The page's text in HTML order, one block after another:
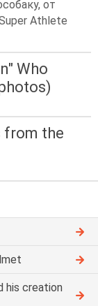
от
Athlete
Who
from the
his creation